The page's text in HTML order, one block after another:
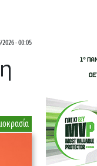
2026 - 00:05